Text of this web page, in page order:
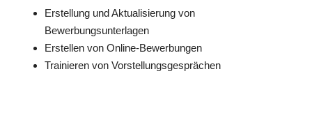
Erstellung und Aktualisierung von
Bewerbungsunterlagen
Erstellen von Online-Bewerbungen
Trainieren von Vorstellungsgesprächen